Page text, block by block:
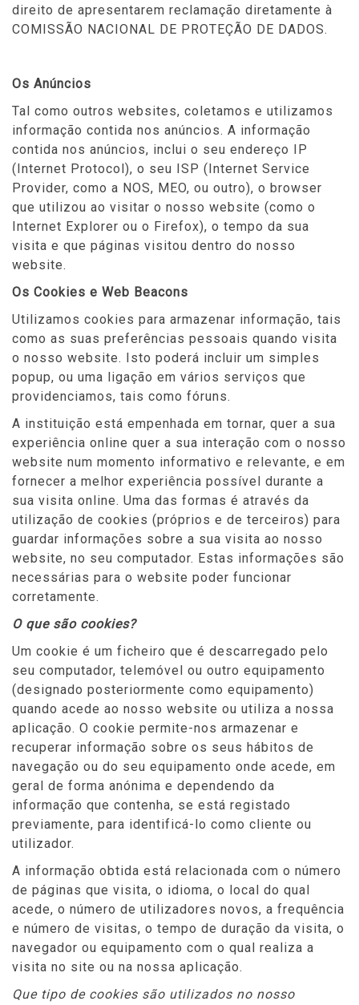
direito de apresentarem reclamação diretamente à
COMISSÃO NACIONAL DE PROTEÇÃO DE DADOS.
Os Anúncios
Tal como outros websites, coletamos e utilizamos
informação contida nos anúncios. A informação
contida nos anúncios, inclui o seu endereço IP
(Internet Protocol), o seu ISP (Internet Service
Provider, como a NOS, MEO, ou outro), o browser
que utilizou ao visitar o nosso website (como o
Internet Explorer ou o Firefox), o tempo da sua
visita e que páginas visitou dentro do nosso
website.
Os Cookies e Web Beacons
Utilizamos cookies para armazenar informação, tais
como as suas preferências pessoais quando visita
o nosso website. Isto poderá incluir um simples
popup, ou uma ligação em vários serviços que
providenciamos, tais como fóruns.
A instituição está empenhada em tornar, quer a sua
experiência online quer a sua interação com o nosso
website num momento informativo e relevante, e em
fornecer a melhor experiência possível durante a
sua visita online. Uma das formas é através da
utilização de cookies (próprios e de terceiros) para
guardar informações sobre a sua visita ao nosso
website, no seu computador. Estas informações são
necessárias para o website poder funcionar
corretamente.
O que são cookies?
Um cookie é um ficheiro que é descarregado pelo
seu computador, telemóvel ou outro equipamento
(designado posteriormente como equipamento)
quando acede ao nosso website ou utiliza a nossa
aplicação. O cookie permite-nos armazenar e
recuperar informação sobre os seus hábitos de
navegação ou do seu equipamento onde acede, em
geral de forma anónima e dependendo da
informação que contenha, se está registado
previamente, para identificá-lo como cliente ou
utilizador.
A informação obtida está relacionada com o número
de páginas que visita, o idioma, o local do qual
acede, o número de utilizadores novos, a frequência
e número de visitas, o tempo de duração da visita, o
navegador ou equipamento com o qual realiza a
visita no site ou na nossa aplicação.
Que tipo de cookies são utilizados no nosso